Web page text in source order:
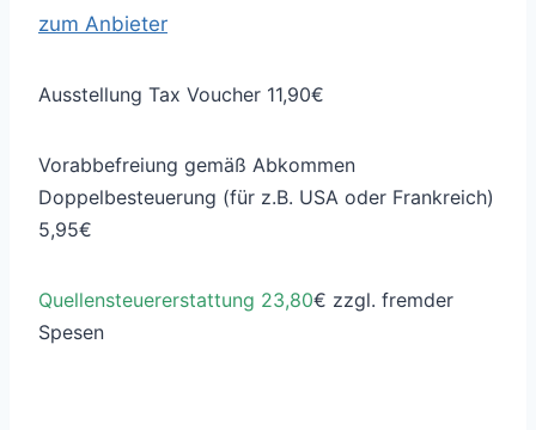
zum Anbieter
Ausstellung Tax Voucher 11,90€
Vorabbefreiung gemäß Abkommen
Doppelbesteuerung (für z.B. USA oder Frankreich)
5,95€
Quellensteuererstattung 23,80€ zzgl. fremder
Spesen